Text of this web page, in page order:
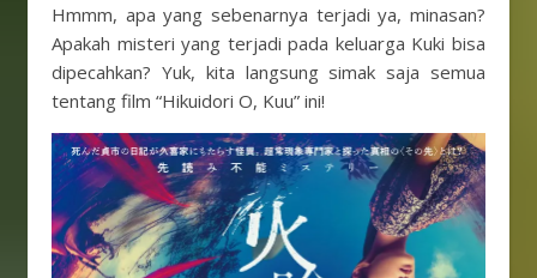
Hmmm, apa yang sebenarnya terjadi ya, minasan?
Apakah misteri yang terjadi pada keluarga Kuki bisa
dipecahkan? Yuk, kita langsung simak saja semua
tentang film “Hikuidori O, Kuu” ini!